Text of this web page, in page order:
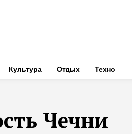
Культура Отдых Техно
Чечни